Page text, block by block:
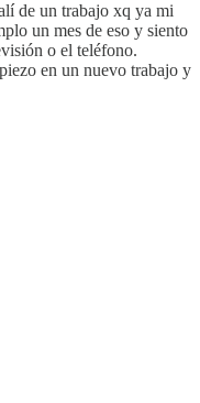
de un trabajo xq ya mi
un mes de eso y siento
o el teléfono.
en un nuevo trabajo y